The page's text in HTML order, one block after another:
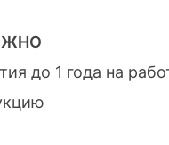
до 1 года на